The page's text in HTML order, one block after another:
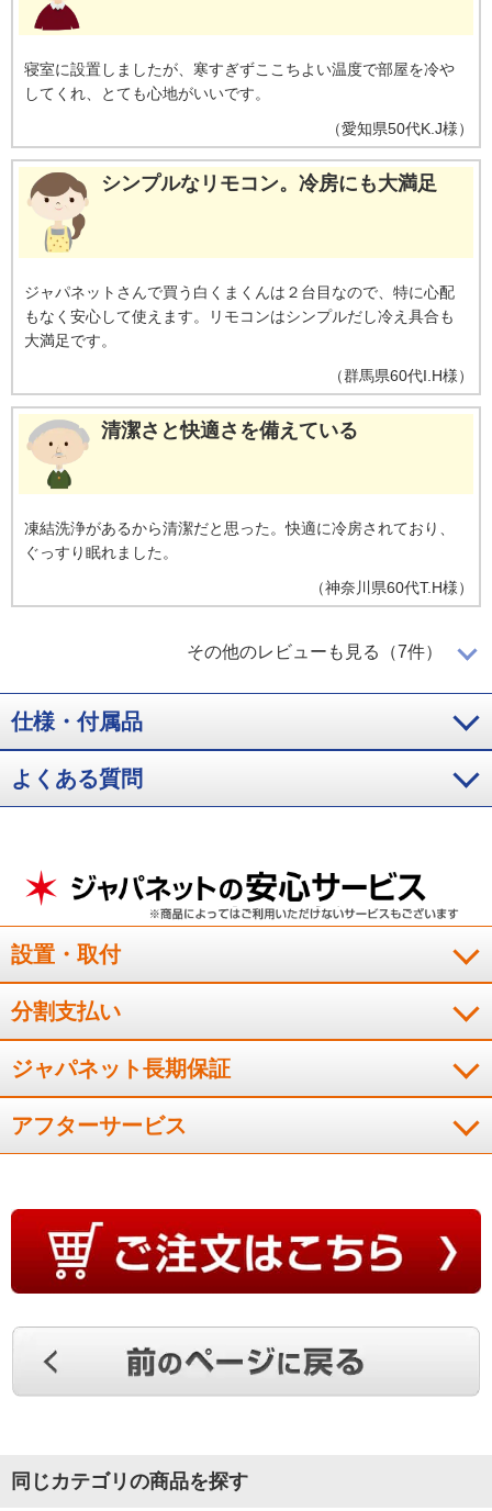
寝室に設置しましたが、寒すぎずここちよい温度で部屋を冷や
してくれ、とても心地がいいです。
（愛知県50代K.J様）
シンプルなリモコン。冷房にも大満足
ジャパネットさんで買う白くまくんは２台目なので、特に心配
もなく安心して使えます。リモコンはシンプルだし冷え具合も
大満足です。
（群馬県60代I.H様）
清潔さと快適さを備えている
凍結洗浄があるから清潔だと思った。快適に冷房されており、
ぐっすり眠れました。
（神奈川県60代T.H様）
冷えるのが早く、凍結洗浄で毎回綺麗
すぐに冷却してくれることに加え、凍結洗浄で毎回綺麗に使え
る点がとても良いと思いました。
（静岡県30代I.S様）
寝室用で、十分な機能だと思います。運転音が静かなのもいい
です。
I.H様）
音が静かで冷えるのも早い
音が静かで、部屋が涼しくなるまでの時間が格段に早くなっ
シンプルで無駄な機能がなく満足
商品自体シンプルで無駄な機能などは使わないので満足です。
無駄に機能がたくさんあると故障リスクが経年劣化でより高く
なると思いますので、現状は満足しています。
音は静かですぐに涼しくなる
その他のレビューも見る（7件）
仕様・付属品
よくある質問
設置・取付
分割支払い
ジャパネット長期保証
アフターサービス
同じカテゴリの商品を探す